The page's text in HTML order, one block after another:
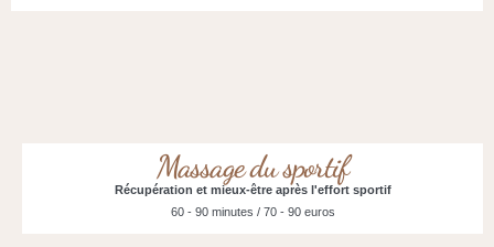
Massage du sportif
Récupération et mieux-être après l'effort sportif
60 - 90 minutes / 70 - 90 euros